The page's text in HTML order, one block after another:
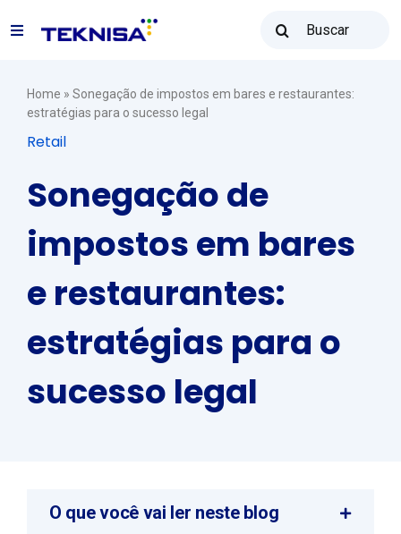
para
resultados
Toggle
Soluções
Vendas: (31) 2122-2300
Contato
Home » Sonegação de impostos em bares e restaurantes:
estratégias para o sucesso legal
Retail
Sonegação de
impostos em bares
e restaurantes:
estratégias para o
sucesso legal
O que você vai ler neste blog